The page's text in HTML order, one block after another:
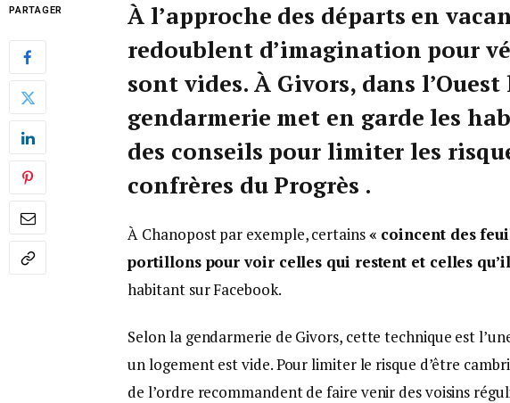
PARTAGER
À l’approche des départs en
redoublent d’imagination pour
sont vides. À Givors, dans
gendarmerie met en garde les
des conseils pour limiter les
confrères du Progrès .
À Chanopost par exemple, certains« coincent des
portillons pour voir celles qui restent et celles
habitant sur Facebook.
Selon la gendarmerie de Givors, cette technique est
un logement est vide. Pour limiter le risque d’être
de l’ordre recommandent de faire venir des voisins